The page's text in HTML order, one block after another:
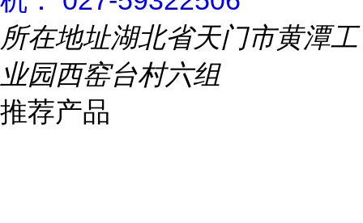
所在地址湖北省天门市黄潭工
业园西窑台村六组
推荐产品